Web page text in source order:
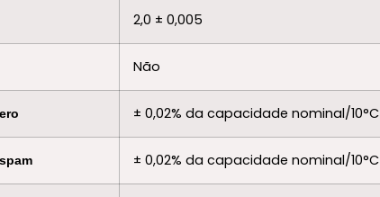
2,0 ± 0,005
Não
± 0,02% da capacidade nominal/10°C
± 0,02% da capacidade nominal/10°C